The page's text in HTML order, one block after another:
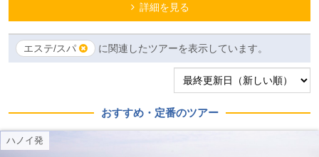
詳細を見る
エステ/スパ に関連したツアーを表示しています。
おすすめ・定番のツアー
ハノイ発